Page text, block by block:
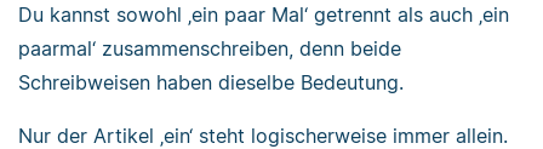
Du kannst sowohl ‚ein paar Mal‘ getrennt als auch ‚ein
paarmal‘ zusammenschreiben, denn beide
Schreibweisen haben dieselbe Bedeutung.
Nur der Artikel ‚ein‘ steht logischerweise immer allein.